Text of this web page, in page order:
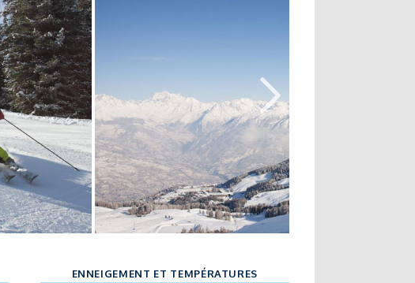
ENNEIGEMENT ET TEMPÉRATURES